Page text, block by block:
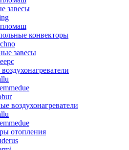
завесы
конвекторы
завесы
воздухонагреватели
отопления